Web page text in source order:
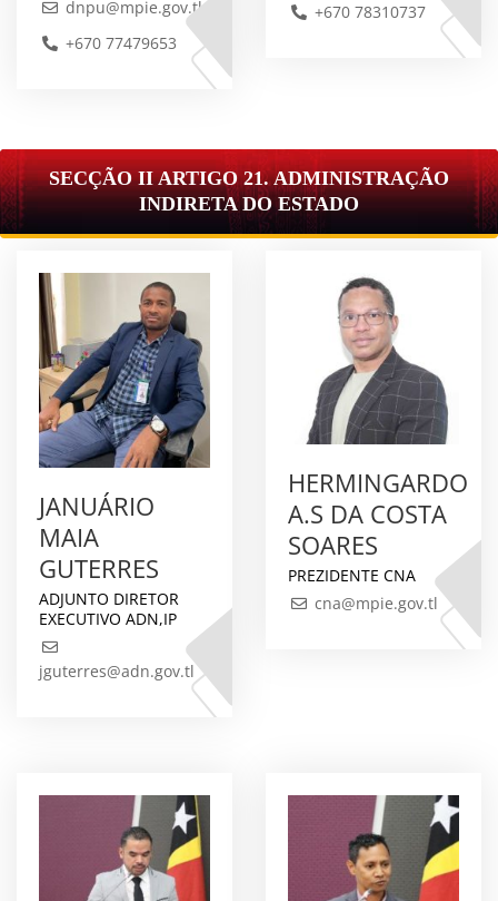
dnpu@mpie.gov.tl
+670 77479653
+670 78310737
SECÇÃO II ARTIGO 21. ADMINISTRAÇÃO
INDIRETA DO ESTADO
JANUÁRIO
MAIA
GUTERRES
ADJUNTO DIRETOR
EXECUTIVO ADN,IP
jguterres@adn.gov.tl
HERMINGARDO
A.S DA COSTA
SOARES
PREZIDENTE CNA
cna@mpie.gov.tl